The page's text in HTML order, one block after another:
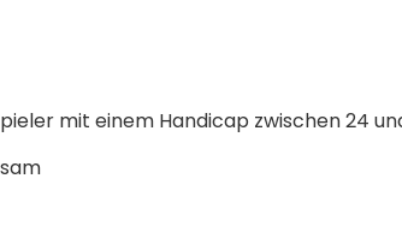
mit einem Handicap zwischen 24